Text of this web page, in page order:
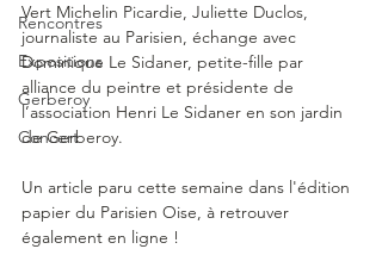
Rencontres
Expositions
Gerberoy
Concert
Vert Michelin Picardie, Juliette Duclos,
journaliste au Parisien, échange avec
Dominique Le Sidaner, petite-fille par
alliance du peintre et présidente de
l’association Henri Le Sidaner en son jardin
de Gerberoy.
Un article paru cette semaine dans l'édition
papier du Parisien Oise, à retrouver
également en ligne !